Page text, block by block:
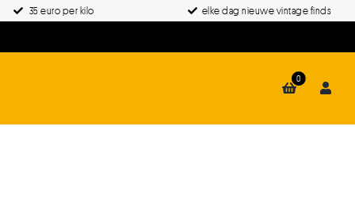
35 euro per kilo elke dag nieuwe vintage finds
0